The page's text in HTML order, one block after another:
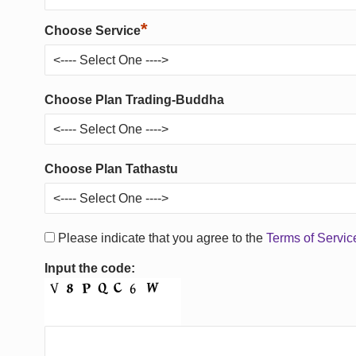
Choose Service*
Choose Plan Trading-Buddha
Choose Plan Tathastu
Please indicate that you agree to the Terms of
Input the code: